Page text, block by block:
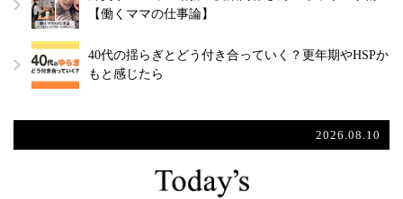
【働くママの仕事論】
40代の揺らぎとどう付き合っていく？更年期やHSPか
もと感じたら
2026.08.10